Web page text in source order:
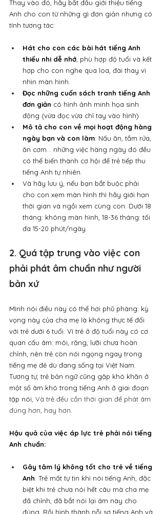
Thay vào đó, hãy bắt đầu giới thiệu tiếng
Anh cho con từ những gì đơn giản nhưng có
tính tương tác:
Hát cho con các bài hát tiếng Anh
thiếu nhi dễ nhớ , phù hợp độ tuổi và kết
hợp cho con nghe qua loa, đài thay vì
nhìn màn hình.
Đọc những cuốn sách tranh tiếng Anh
đơn giản có hình ảnh minh họa sinh
động (vừa đọc vừa chỉ tay vào hình)
Mô tả cho con về mọi hoạt động hàng
ngày bạn và con làm: Nấu ăn, tắm rửa,
ăn cơm... những việc hàng ngày đó đều
có thể biến thành cơ hội để trẻ tiếp thu
tiếng Anh tự nhiên.
Và hãy lưu ý, nếu bạn bắt buộc phải
cho con xem màn hình thì hãy giới hạn
thời gian và ngồi xem cùng con: Dưới 18
tháng: không màn hình, 18-36 tháng: tối
đa 15-20 phút/ngày
2. Quá tập trung vào việc con
phải phát âm chuẩn như người
bản xứ
Mình nói điều này có thể hơi phũ phàng: kỳ
vọng này của cha mẹ là không thực tế đối
với trẻ dưới 6 tuổi. Vì trẻ ở độ tuổi này có cơ
quan cấu âm: môi, răng, lưỡi chưa hoàn
chỉnh, nên trẻ còn nói ngọng ngay trong
tiếng mẹ đẻ dù đang sống tại Việt Nam.
Tương tự, trẻ bản ngữ cũng gặp khó khăn ở
một số âm khó trong tiếng Anh ở giai đoạn
tập nói, Và trẻ đều cần thời gian để phát âm
đúng hơn, hay hơn.
Hậu quả của việc áp lực trẻ phải nói tiếng
Anh chuẩn:
Gây tâm lý không tốt cho trẻ về tiếng
Anh: Trẻ mất tự tin khi nói tiếng Anh, đặc
biệt khi trẻ chưa nói hết câu mà cha mẹ
đã chỉnh, đã bắt nói lại âm này cho
đúng. Rồi hình thành nỗi sợ tiếng Anh và